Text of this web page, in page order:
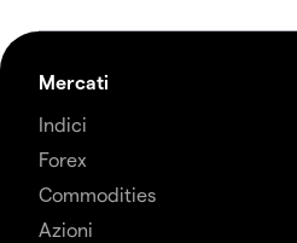
Mercati
Indici
Forex
Commodities
Azioni